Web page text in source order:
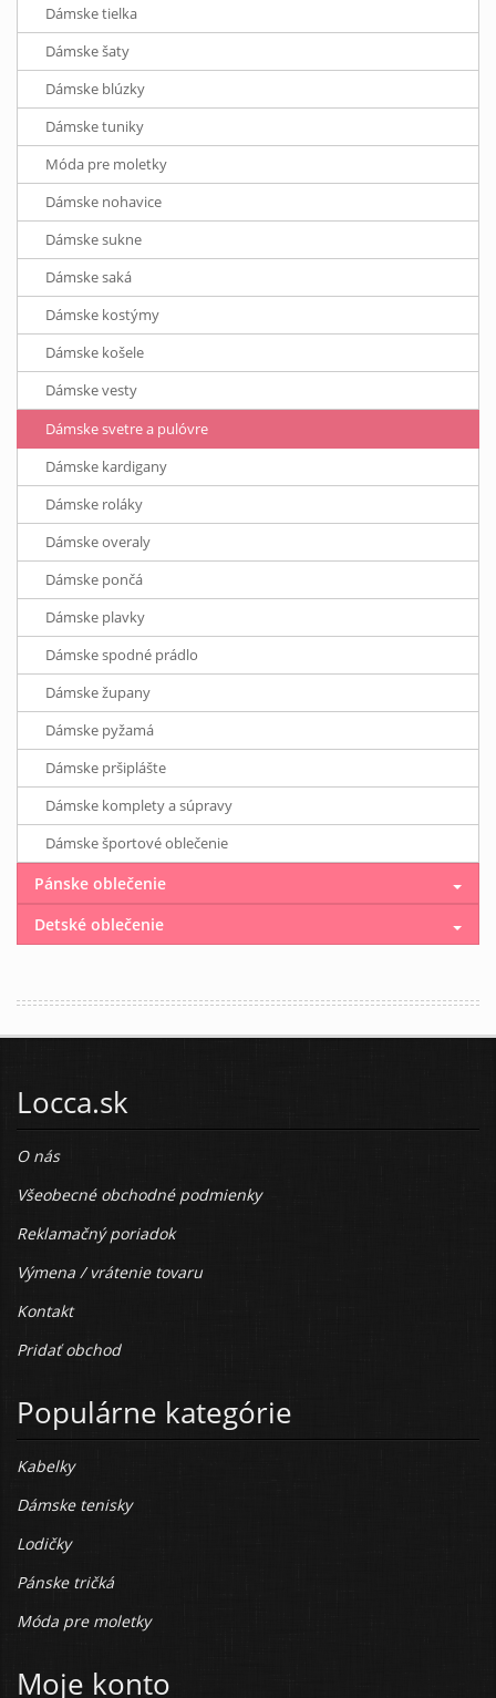
Dámske tielka
Dámske šaty
Dámske blúzky
Dámske tuniky
Móda pre moletky
Dámske nohavice
Dámske sukne
Dámske saká
Dámske kostýmy
Dámske košele
Dámske vesty
Dámske svetre a pulóvre
Dámske kardigany
Dámske roláky
Dámske overaly
Dámske pončá
Dámske plavky
Dámske spodné prádlo
Dámske župany
Dámske pyžamá
Dámske pršiplášte
Dámske komplety a súpravy
Dámske športové oblečenie
Pánske oblečenie
Detské oblečenie
Locca.sk
O nás
Všeobecné obchodné podmienky
Reklamačný poriadok
Výmena / vrátenie tovaru
Kontakt
Pridať obchod
Populárne kategórie
Kabelky
Dámske tenisky
Lodičky
Pánske tričká
Móda pre moletky
Moje konto